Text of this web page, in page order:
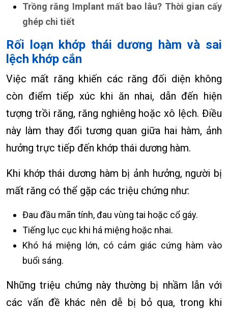
Trồng răng Implant mất bao lâu? Thời gian cấy
ghép chi tiết
Rối loạn khớp thái dương hàm và sai
lệch khớp cắn
Việc mất răng khiến các răng đối diện không
còn điểm tiếp xúc khi ăn nhai, dẫn đến hiện
tượng trồi răng, răng nghiêng hoặc xô lệch. Điều
này làm thay đổi tương quan giữa hai hàm, ảnh
hưởng trực tiếp đến khớp thái dương hàm.
Khi khớp thái dương hàm bị ảnh hưởng, người bị
mất răng có thể gặp các triệu chứng như:
Đau đầu mãn tính, đau vùng tai hoặc cổ gáy.
Tiếng lục cục khi há miệng hoặc nhai.
Khó há miệng lớn, có cảm giác cứng hàm vào
buổi sáng.
Những triệu chứng này thường bị nhầm lẫn với
các vấn đề khác nên dễ bị bỏ qua, trong khi